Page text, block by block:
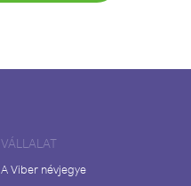
VÁLLALAT
A Viber névjegye